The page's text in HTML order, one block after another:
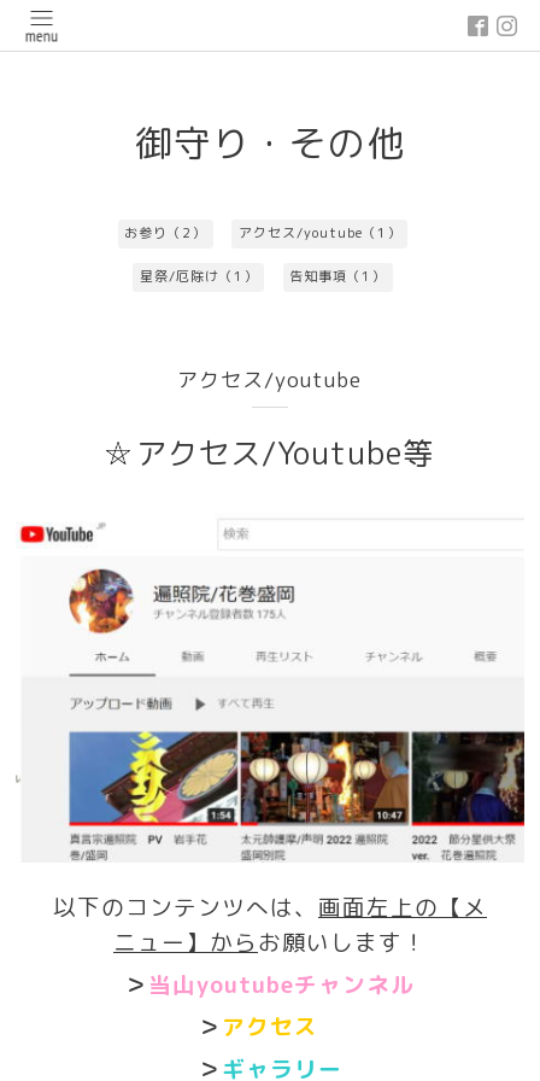
google-site-verification: google03647e12badb45de.html
御守り・その他
お参り（2） アクセス/youtube（1）
星祭/厄除け（1） 告知事項（1）
アクセス/youtube
アクセス/Youtube等
以下のコンテンツへは、 画面左上の【メ
ニュー】からお願いします！
＞ 当山youtubeチャンネル
＞ アクセス
＞ギャラリー